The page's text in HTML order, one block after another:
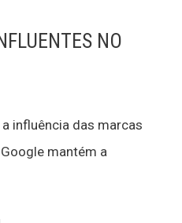
NO
influência das marcas
mantém a